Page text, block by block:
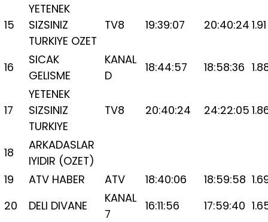
15
YETENEK
SIZSINIZ
TURKIYE OZET
TV8 19:39:07 20:40:24 1.91
16
SICAK
GELISME
KANAL
D
18:44:57 18:58:36
17
YETENEK
SIZSINIZ
TURKIYE
TV8 20:40:24 24:22:05
18
ARKADASLAR
IYIDIR (OZET)
19
ATV HABER ATV 18:40:06 18:59:58
20
DELI DIVANE
KANAL
7
16:11:56 17:59:40